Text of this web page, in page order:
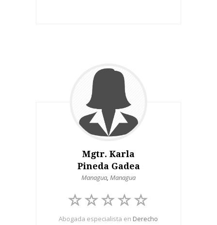
Mgtr. Karla
Pineda Gadea
Managua, Managua
Abogada especialista en Derecho